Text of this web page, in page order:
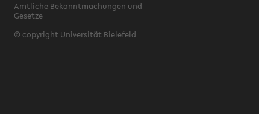
Amtliche Bekanntmachungen und
Gesetze
© copyright Universität Bielefeld